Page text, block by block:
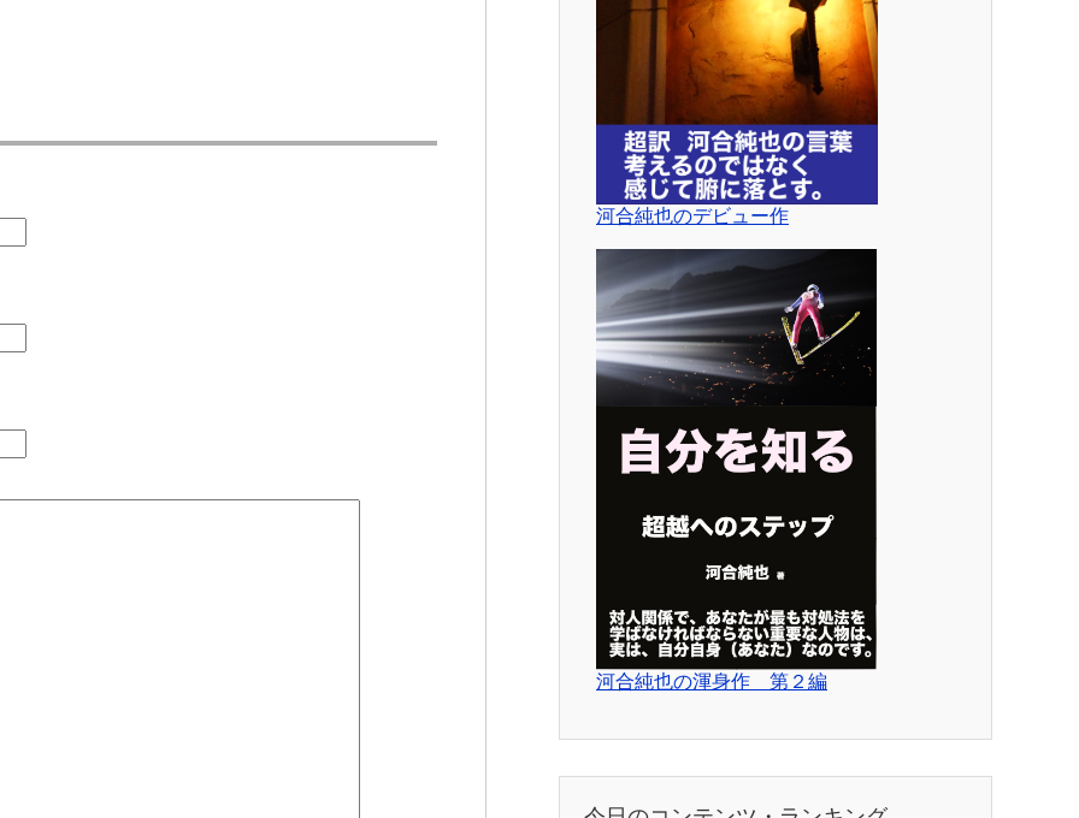
河合純也のデビュー作
河合純也の渾身作 第２編